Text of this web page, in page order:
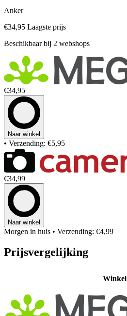
Anker
€34,95 Laagste prijs
Beschikbaar bij 2 webshops
€34,95
Naar winkel
• Verzending: €5,95
€34,99
Naar winkel
Morgen in huis • Verzending: €4,99
Prijsvergelijking
Winkel